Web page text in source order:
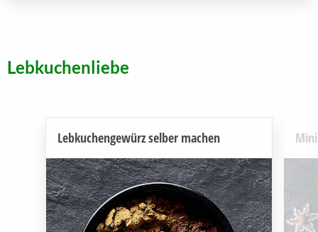
Lebkuchenliebe
Lebkuchengewürz selber machen